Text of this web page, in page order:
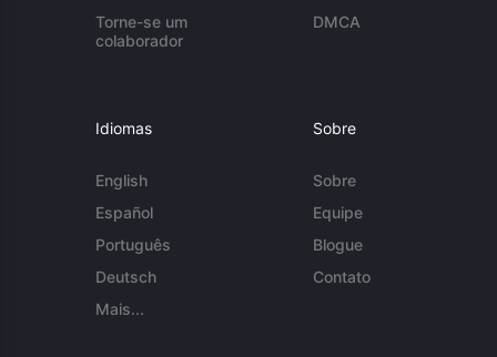
Torne-se um
colaborador
DMCA
Idiomas
English
Español
Português
Deutsch
Mais...
Sobre
Sobre
Equipe
Blogue
Contato